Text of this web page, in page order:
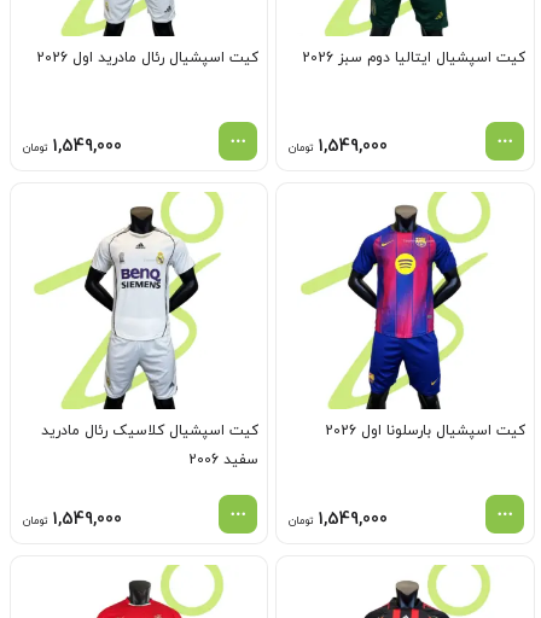
کیت اسپشیال ایتالیا دوم سبز 2026
1,549,000 تومان
کیت اسپشیال رئال مادرید اول 2026
1,549,000 تومان
کیت اسپشیال بارسلونا اول 2026
1,549,000 تومان
کیت اسپشیال کلاسیک رئال مادرید
سفید 2006
1,549,000 تومان